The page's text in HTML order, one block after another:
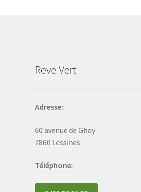
Reve Vert
Adresse:
60 avenue de Ghoy
7860 Lessines
Téléphone: